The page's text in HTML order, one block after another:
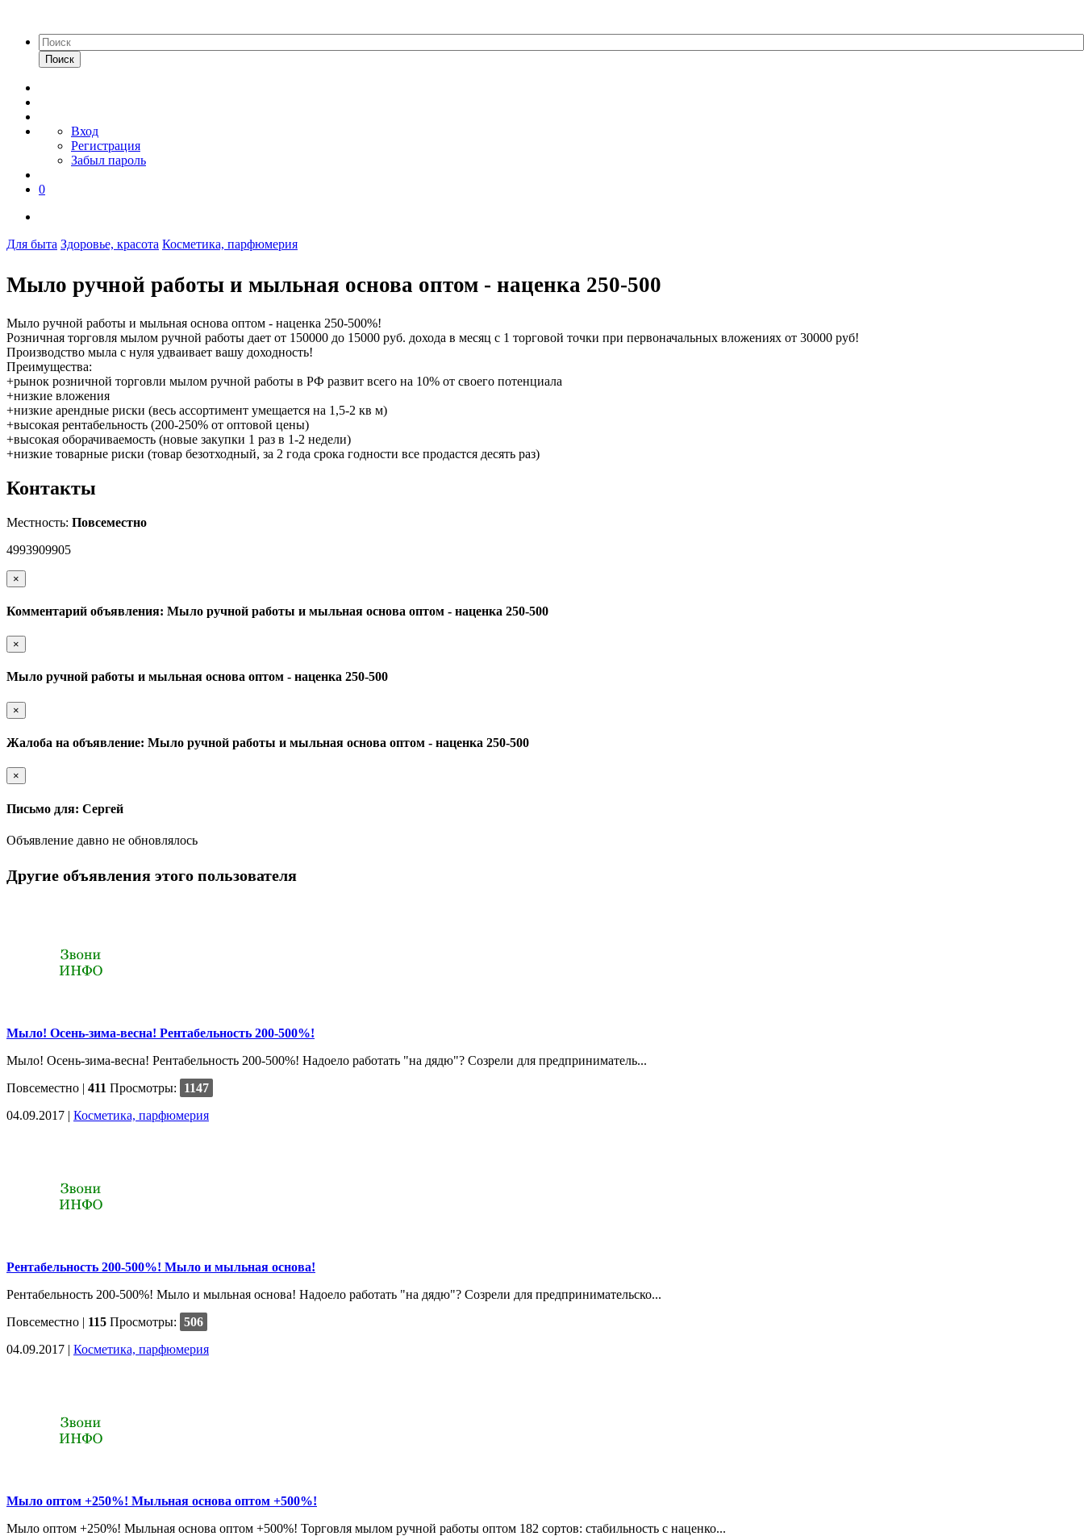
Поиск
Вход
Регистрация
Забыл пароль
0
Для быта Здоровье, красота Косметика, парфюмерия
Мыло ручной работы и мыльная основа оптом - наценка 250-500
Мыло ручной работы и мыльная основа оптом - наценка 250-500%!
Розничная торговля мылом ручной работы дает от 150000 до 15000 руб. дохода в месяц с 1 торговой точки при первоначальных вложениях от 30000 руб!
Производство мыла с нуля удваивает вашу доходность!
Преимущества:
+рынок розничной торговли мылом ручной работы в РФ развит всего на 10% от своего потенциала
+низкие вложения
+низкие арендные риски (весь ассортимент умещается на 1,5-2 кв м)
+высокая рентабельность (200-250% от оптовой цены)
+высокая оборачиваемость (новые закупки 1 раз в 1-2 недели)
+низкие товарные риски (товар безотходный, за 2 года срока годности все продастся десять раз)
Контакты
Местность: Повсеместно
4993909905
×
Комментарий объявления: Мыло ручной работы и мыльная основа оптом - наценка 250-500
×
Мыло ручной работы и мыльная основа оптом - наценка 250-500
×
Жалоба на объявление: Мыло ручной работы и мыльная основа оптом - наценка 250-500
×
Письмо для: Сергей
Объявление давно не обновлялось
Другие объявления этого пользователя
Мыло! Осень-зима-весна! Рентабельность 200-500%!
Мыло! Осень-зима-весна! Рентабельность 200-500%! Надоело работать "на дядю"? Созрели для предприниматель...
Повсеместно | 411 Просмотры:
1147
04.09.2017 | Косметика, парфюмерия
Рентабельность 200-500%! Мыло и мыльная основа!
Рентабельность 200-500%! Мыло и мыльная основа! Надоело работать "на дядю"? Созрели для предпринимательско...
Повсеместно | 115 Просмотры: 506
04.09.2017 | Косметика, парфюмерия
Мыло оптом +250%! Мыльная основа оптом +500%!
Мыло оптом +250%! Мыльная основа оптом +500%! Торговля мылом ручной работы оптом 182 сортов: стабильность с наценко...